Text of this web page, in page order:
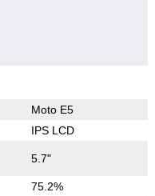
Moto E5
IPS LCD
5.7"
75.2%